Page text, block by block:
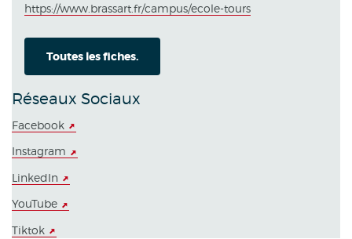
https://www.brassart.fr/campus/ecole-tours
Toutes les fiches.
Réseaux Sociaux
Facebook
Instagram
LinkedIn
YouTube
Tiktok